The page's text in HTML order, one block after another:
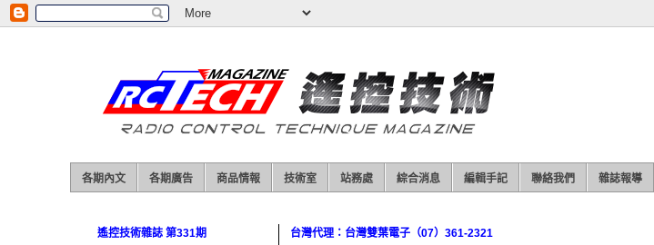
各期內文 各期廣告 商品情報 技術室 站務處 綜合消息 編輯手記 聯絡我們 雜誌報導
台灣代理：台灣雙葉電子（07）361-2321
遙控技術雜誌 第331期